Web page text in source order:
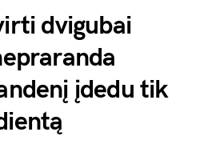
dvigubai
įdedu tik